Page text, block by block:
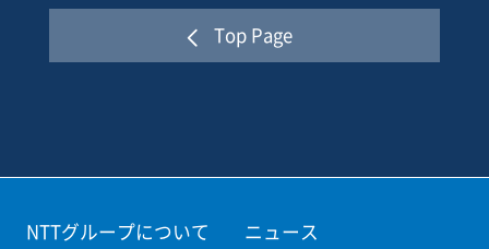
initiatives and spreading them nationwide.
NTT Urban Solutions, together with the City of
decarbonization.”
Top Page
NTTグループについて ニュース